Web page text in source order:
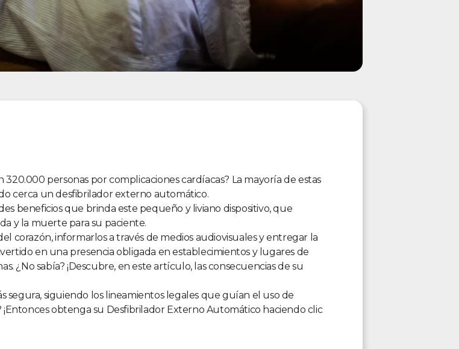
320.000 personas por complicaciones cardíacas? La mayoría de estas
cerca un desfibrilador externo automático.
beneficios que brinda este pequeño y liviano dispositivo, que
y la muerte para su paciente.
corazón, informarlos a través de medios audiovisuales y entregar la
en una presencia obligada en establecimientos y lugares de
¿No sabía? ¡Descubre, en este artículo, las consecuencias de su
segura, siguiendo los lineamientos legales que guían el uso de
obtenga su Desfibrilador Externo Automático haciendo clic